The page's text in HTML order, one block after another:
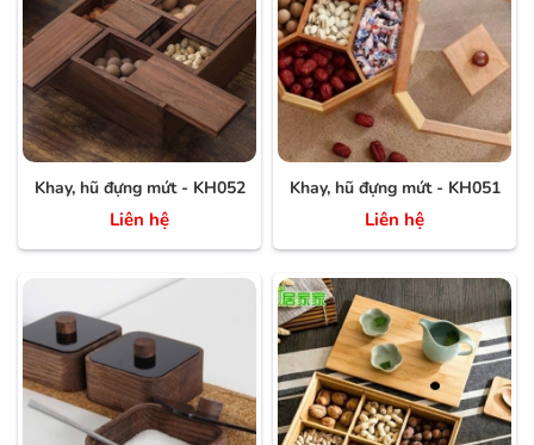
Khay, hũ đựng mứt - KH052
Liên hệ
Khay, hũ đựng mứt - KH051
Liên hệ